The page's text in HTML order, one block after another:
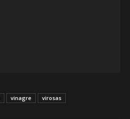
vinagre virosas